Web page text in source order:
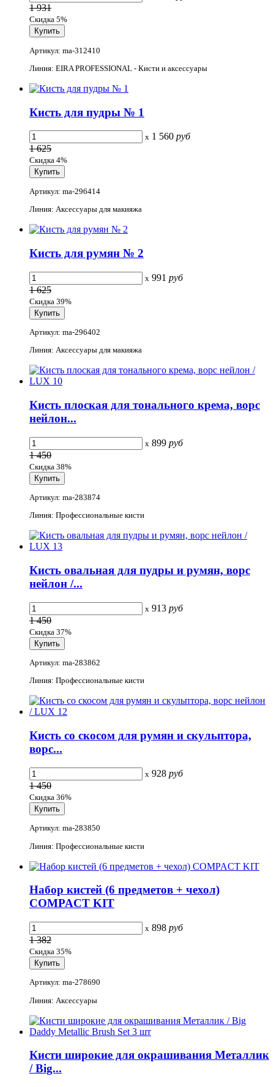
1 931
Скидка 5%
Артикул: ma-312410
Линия: EIRA PROFESSIONAL - Кисти и аксессуары
Кисть для пудры № 1
x 1 560 руб
1 625
Скидка 4%
Артикул: ma-296414
Линия: Аксессуары для макияжа
Кисть для румян № 2
x 991 руб
1 625
Скидка 39%
Артикул: ma-296402
Линия: Аксессуары для макияжа
Кисть плоская для тонального крема, ворс
нейлон...
x 899 руб
1 450
Скидка 38%
Артикул: ma-283874
Линия: Профессиональные кисти
Кисть овальная для пудры и румян, ворс
нейлон /...
x 913 руб
1 450
Скидка 37%
Артикул: ma-283862
Линия: Профессиональные кисти
Кисть со скосом для румян и скульптора,
ворс...
x 928 руб
1 450
Скидка 36%
Артикул: ma-283850
Линия: Профессиональные кисти
Набор кистей (6 предметов + чехол)
COMPACT KIT
x 898 руб
1 382
Скидка 35%
Артикул: ma-278690
Линия: Аксессуары
Кисти широкие для окрашивания Металлик
/ Big...